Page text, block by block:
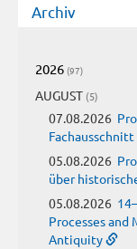
Archiv
2026 (97)
AUGUST (5)
07.08.2026
05.08.2026
über
05.08.2026
Processes and
Antiquity